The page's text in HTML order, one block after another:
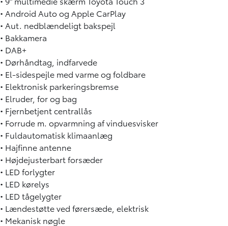
• Android Auto og Apple CarPlay
• Aut. nedblændeligt bakspejl
• Bakkamera
• DAB+
• Dørhåndtag, indfarvede
• El-sidespejle med varme og foldbare
• Elektronisk parkeringsbremse
• Elruder, for og bag
• Fjernbetjent centrallås
• Forrude m. opvarmning af vinduesvisker
• Fuldautomatisk klimaanlæg
• Hajfinne antenne
• Højdejusterbart forsæder
• LED forlygter
• LED kørelys
• LED tågelygter
• Lændestøtte ved førersæde, elektrisk
• Mekanisk nøgle